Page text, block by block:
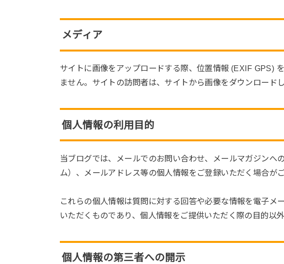
メディア
サイトに画像をアップロードする際、位置情報 (EXIF GPS)
ません。サイトの訪問者は、サイトから画像をダウンロード
個人情報の利用目的
当ブログでは、メールでのお問い合わせ、メールマガジンへ
ム）、メールアドレス等の個人情報をご登録いただく場合がご
これらの個人情報は質問に対する回答や必要な情報を電子メ
いただくものであり、個人情報をご提供いただく際の目的以
個人情報の第三者への開示